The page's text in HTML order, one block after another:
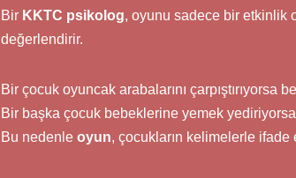
Bir KKTC psikolog, oyunu sadece bir etkinlik
değerlendirir.
Bir çocuk oyuncak arabalarını çarpıştırıyorsa
Bir başka çocuk bebeklerine yemek
Bu nedenle oyun, çocukların kelimelerle